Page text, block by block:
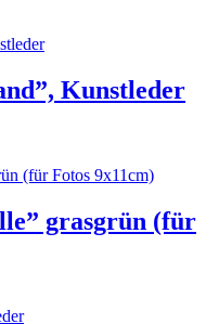
Kunstleder
grasgrün (für